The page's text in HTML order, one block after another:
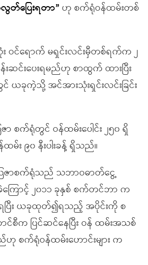
ပြေးရတာ” ဟု စက်ရုံဝန်ထမ်းတစ်
င်ရောက် မရှင်းလင်းမှီတစ်ရက်က ၂
ဆင်းပေးရမည်ဟု စာထွက် ထားပြီး
ယခုကဲ့သို့ အင်အားသုံးရှင်းလင်းခြင်း
ာ စက်ရုံတွင် ဝန်ထမ်းပေါင်း ၂၅၀ ရှိ
း ၉၀ နီးပါးခန့် ရှိသည်။
ြဇာစက်ရုံသည် သဘာဝဓာတ်ငွေ့
ြောင့် ၂၀၁၁ ခုနှစ် စက်တင်ဘာ က
ပြီး ယခုထုတ်၍ရသည့် အပိုင်းကို စ
က ပြင်ဆင်နေပြီး ဝန် ထမ်းအသစ်
ဟု စက်ရုံဝန်ထမ်းဟောင်းများ က